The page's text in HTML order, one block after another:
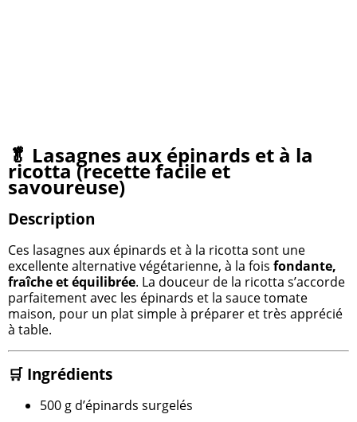
🥬 Lasagnes aux épinards et à la
ricotta (recette facile et
savoureuse)
Description
Ces lasagnes aux épinards et à la ricotta sont une
excellente alternative végétarienne, à la fois fondante,
fraîche et équilibrée. La douceur de la ricotta s’accorde
parfaitement avec les épinards et la sauce tomate
maison, pour un plat simple à préparer et très apprécié
à table.
🛒 Ingrédients
500 g d’épinards surgelés